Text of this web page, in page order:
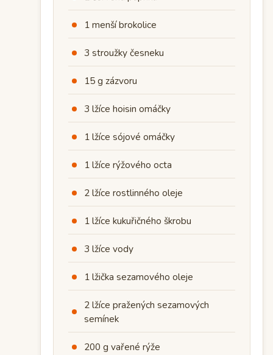
1 menší brokolice
3 stroužky česneku
15 g zázvoru
3 lžíce hoisin omáčky
1 lžíce sójové omáčky
1 lžíce rýžového octa
2 lžíce rostlinného oleje
1 lžíce kukuřičného škrobu
3 lžíce vody
1 lžička sezamového oleje
2 lžíce pražených sezamových
semínek
200 g vařené rýže